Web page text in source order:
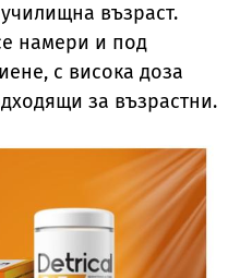
възраст.
намери и под
с висока доза
за възрастни.